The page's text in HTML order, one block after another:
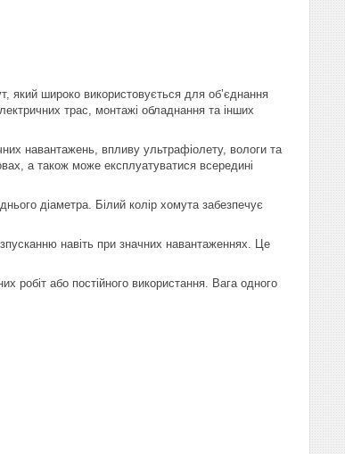
який широко використовується для об’єднання
трас, монтажі обладнання та інших
навантажень, впливу ультрафіолету, вологи та
а також може експлуатуватися всередині
діаметра. Білий колір хомута забезпечує
навіть при значних навантаженнях. Це
робіт або постійного використання. Вага одного